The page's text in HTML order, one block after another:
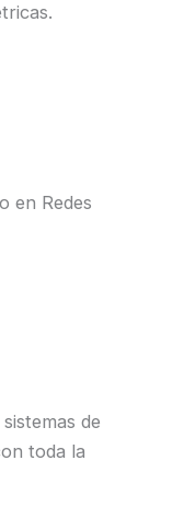
en Redes
de
toda la